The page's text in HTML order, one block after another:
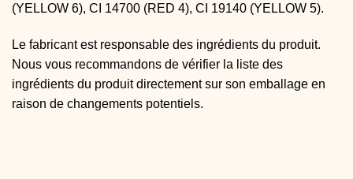
(YELLOW 6), CI 14700 (RED 4), CI 19140 (YELLOW 5).
Le fabricant est responsable des ingrédients du produit.
Nous vous recommandons de vérifier la liste des
ingrédients du produit directement sur son emballage en
raison de changements potentiels.